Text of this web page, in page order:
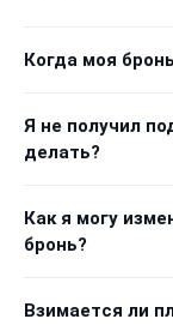
Когда моя
Я не получил
делать?
Как я могу
бронь?
Взимается ли